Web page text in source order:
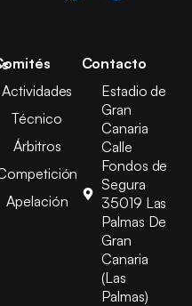
Actividades
Técnico
Árbitros
Apelación
Contacto
Estadio de
Gran
Canaria
Calle
Fondos de
Segura
35019 Las
Palmas De
Gran
Canaria
(Las
Palmas)